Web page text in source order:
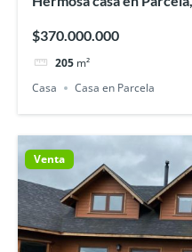
$370.000.000
205 m²
Casa
Casa en Parcela
Venta